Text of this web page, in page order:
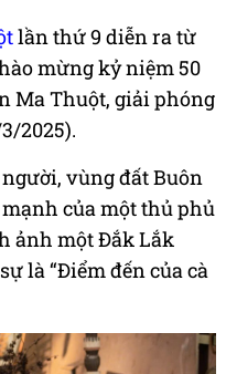
lần thứ 9 diễn ra từ
mừng kỷ niệm 50
Ma Thuột, giải phóng
2025).
vùng đất Buôn
của một thủ phủ
ảnh một Đắk Lắk
là “Điểm đến của cà